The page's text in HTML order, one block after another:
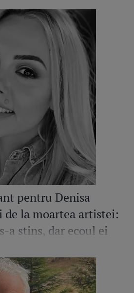
pentru Denisa
de la moartea artistei:
a stins, dar ecoul ei